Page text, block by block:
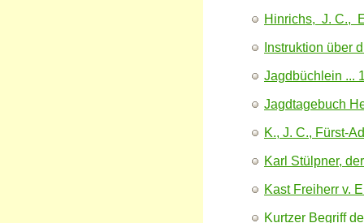
Hinrichs, J. C.,
Instruktion über
Jagdbüchlein ...
Jagdtagebuch
K., J. C., Fürst-
Karl Stülpner,
Kast Freiherr v.
Kurtzer Begriff